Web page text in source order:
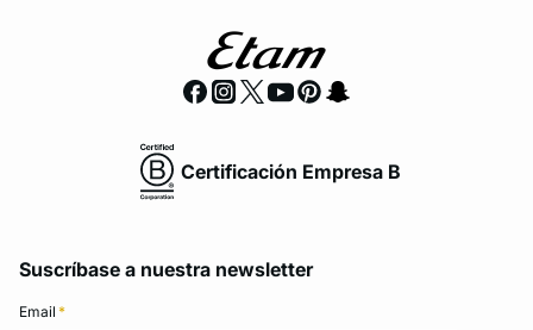
Certificación Empresa B
Suscríbase a nuestra newsletter
Email *